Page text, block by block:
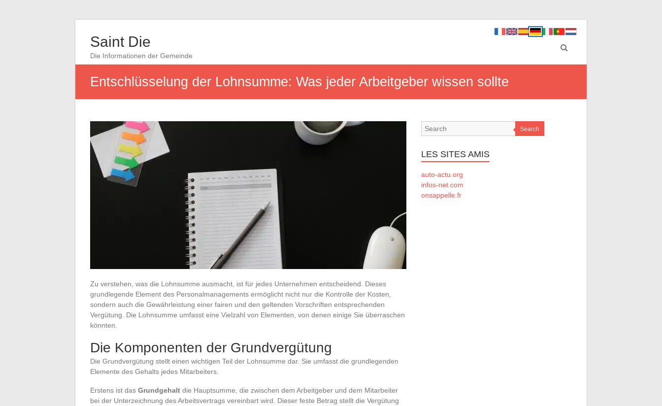
Saint Die
Die Informationen der Gemeinde
Entschlüsselung der Lohnsumme: Was jeder Arbeitgeber wissen sollte
Zu verstehen, was die Lohnsumme ausmacht, ist für jedes Unternehmen entscheidend. Dieses
grundlegende Element des Personalmanagements ermöglicht nicht nur die Kontrolle der Kosten,
sondern auch die Gewährleistung einer fairen und den geltenden Vorschriften entsprechenden
Vergütung. Die Lohnsumme umfasst eine Vielzahl von Elementen, von denen einige Sie überraschen
könnten.
Die Komponenten der Grundvergütung
Die Grundvergütung stellt einen wichtigen Teil der Lohnsumme dar. Sie umfasst die grundlegenden
Elemente des Gehalts jedes Mitarbeiters.
Erstens ist das Grundgehalt die Hauptsumme, die zwischen dem Arbeitgeber und dem Mitarbeiter
bei der Unterzeichnung des Arbeitsvertrags vereinbart wird. Dieser feste Betrag stellt die Vergütung
Search
LES SITES AMIS
auto-actu.org
infos-net.com
onsappelle.fr